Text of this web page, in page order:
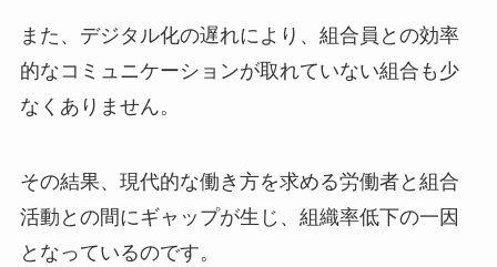
また、デジタル化の遅れにより、組合員との効率
的なコミュニケーションが取れていない組合も少
なくありません。
その結果、現代的な働き方を求める労働者と組合
活動との間にギャップが生じ、組織率低下の一因
となっているのです。